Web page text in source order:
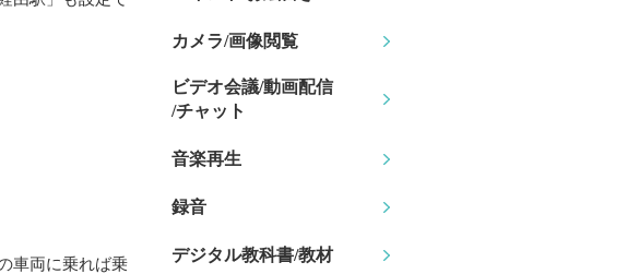
車両に乗れば乗
カメラ/画像閲覧
ビデオ会議/動画配信
/チャット
音楽再生
録音
デジタル教科書/教材